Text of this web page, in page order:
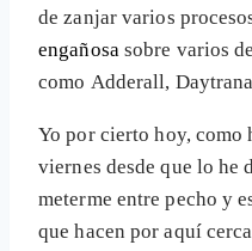
de zanjar varios
engañosasobre varios
como Adderall,
Yo por cierto hoy, como
viernes desde que lo he
meterme entre pecho y
que hacen por aquí